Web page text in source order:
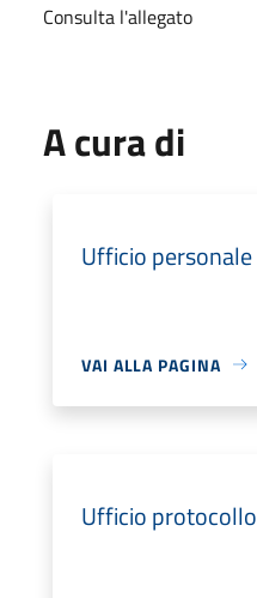
Consulta l'allegato
A cura di
Ufficio personale
VAI ALLA PAGINA
Ufficio protocollo